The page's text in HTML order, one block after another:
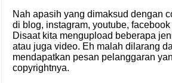
Nah apasih yang dimaksud dengan
di blog, instagram, youtube,
Disaat kita mengupload beberapa
atau juga video. Eh malah dilarang
mendapatkan pesan pelanggaran
copyrightnya.